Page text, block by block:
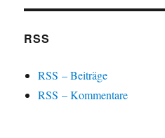
RSS
RSS – Beiträge
RSS – Kommentare